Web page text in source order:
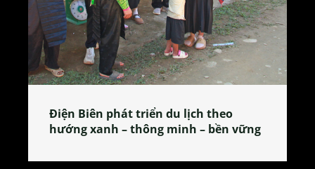
Làng làm bánh tẻ Phú Nhi – nơi lan
tỏa đặc sản xứ Đoài